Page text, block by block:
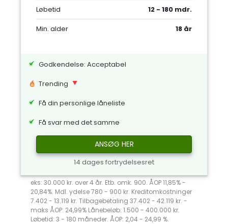
Løbetid
12 - 180 mdr.
Min. alder
18 år
Godkendelse: Acceptabel
Trending
Få din personlige låneliste
Få svar med det samme
ANSØG HER
14 dages fortrydelsesret
eks: 30.000 kr. over 4 år. Etb. omk. 900. ÅOP 11,85% -
20,84%. Mdl. ydelse 780 - 900 kr. Kreditomkostninger
7.402 - 13.119 kr. Tilbagebetaling 37.402 - 42.119 kr. -
maks ÅOP: 24,99% Lånebeløb: 1.500 - 400.000 kr.
Løbetid: 3 - 180 måneder. ÅOP: 2,04 - 24,99 %.